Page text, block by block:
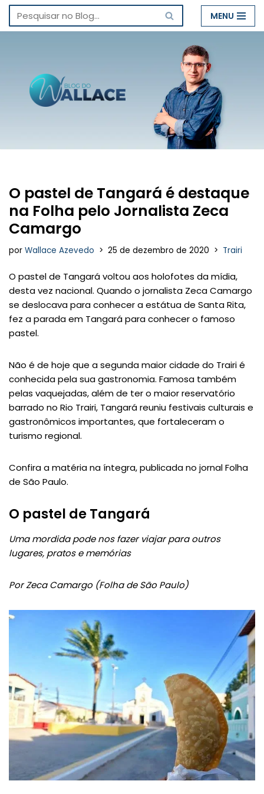
Pular
conteúdo
MENU
O pastel de Tangará é destaque
na Folha pelo Jornalista Zeca
Camargo
por Wallace Azevedo 25 de dezembro de 2020 Trairi
O pastel de Tangará voltou aos holofotes da mídia,
desta vez nacional. Quando o jornalista Zeca Camargo
se deslocava para conhecer a estátua de Santa Rita,
fez a parada em Tangará para conhecer o famoso
pastel.
Não é de hoje que a segunda maior cidade do Trairi é
conhecida pela sua gastronomia. Famosa também
pelas vaquejadas, além de ter o maior reservatório
barrado no Rio Trairi, Tangará reuniu festivais culturais e
gastronômicos importantes, que fortaleceram o
turismo regional.
Confira a matéria na íntegra, publicada no jornal Folha
de São Paulo.
O pastel de Tangará
Uma mordida pode nos fazer viajar para outros
lugares, pratos e memórias
Por Zeca Camargo (Folha de São Paulo)